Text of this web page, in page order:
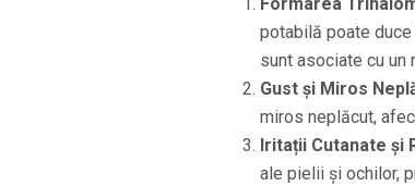
potabilă poate
sunt asociate cu
Gust și Miros
miros neplăcut,
Iritații Cutanate și
ale pielii și ochilor,